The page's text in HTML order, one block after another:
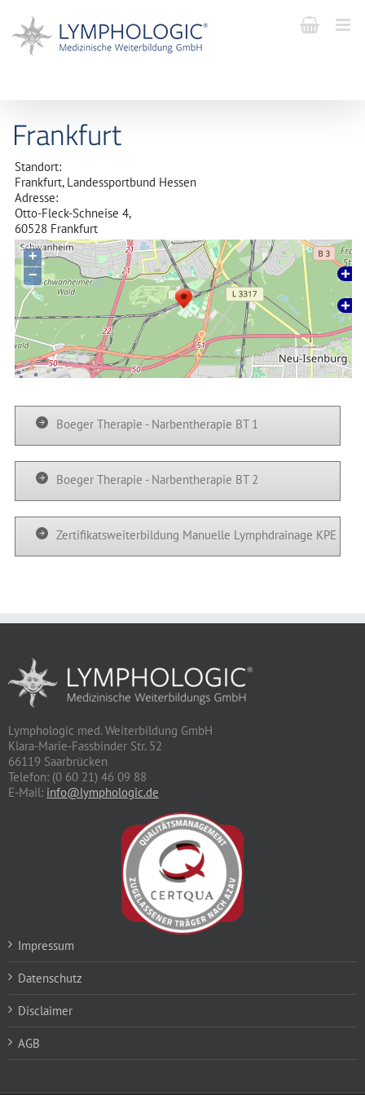
Frankfurt
Standort:
Frankfurt, Landessportbund Hessen
Adresse:
Otto-Fleck-Schneise 4,
60528 Frankfurt
+
−
Boeger Therapie - Narbentherapie BT 1
Boeger Therapie - Narbentherapie BT 2
Zertifikatsweiterbildung Manuelle Lymphdrainage KPE
Lymphologic med. Weiterbildung GmbH
Klara-Marie-Fassbinder Str. 52
66119 Saarbrücken
Telefon: (0 60 21) 46 09 88
E-Mail: info@lymphologic.de
Impressum
Datenschutz
Disclaimer
AGB